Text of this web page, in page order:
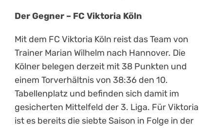
Der Gegner – FC Viktoria Köln
Mit dem FC Viktoria Köln reist das Team von
Trainer Marian Wilhelm nach Hannover. Die
Kölner belegen derzeit mit 38 Punkten und
einem Torverhältnis von 38:36 den 10.
Tabellenplatz und befinden sich damit im
gesicherten Mittelfeld der 3. Liga. Für Viktoria
ist es bereits die siebte Saison in Folge in der